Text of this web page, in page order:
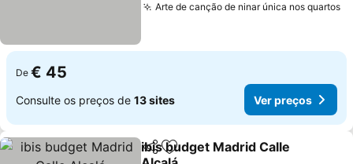
Arte de canção de ninar única nos quartos
De € 45
Consulte os preços de 13 sites Ver preços
PartilharAdicionar aos favoritos
ibis budget Madrid Calle